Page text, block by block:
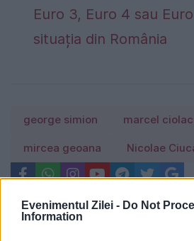
Evenimentul Zilei - Do Not
Information
Euro 3, Euro 4 sau
situația din România
george simion marcel
mircea geoana Nicolae